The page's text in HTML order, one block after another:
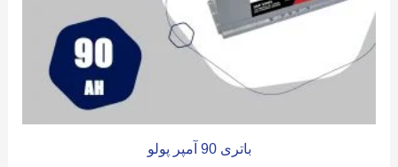
باتری 90 آمپر پولو